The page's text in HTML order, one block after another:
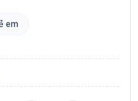
em